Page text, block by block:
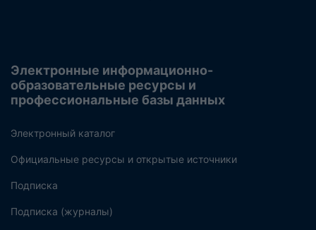
Электронные информационно-
образовательные ресурсы и
профессиональные базы данных
Электронный каталог
Официальные ресурсы и открытые источники
Подписка
Подписка (журналы)